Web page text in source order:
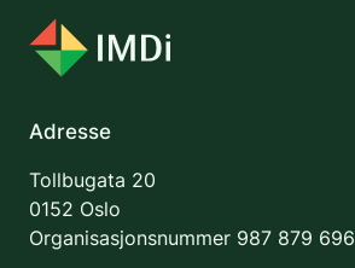
Adresse
Tollbugata 20
0152 Oslo
Organisasjonsnummer 987 879 696